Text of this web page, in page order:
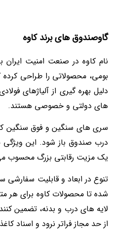
گاوصندوق های برند کاوه
نام کاوه در صنعت امنیت
بومی، محصولاتی را طراحی
دلیل بهره گیری از آلیاژهای
های دولتی و خصوصی هستند.
سری های سنگین و فوق سنگین
درب صندوق باز شود. این ویژگی
یک مزیت رقابتی بزرگ محسوب
تنوع در ابعاد و قابلیت
شده تا محصولات کاوه برای هر
لایه های درب و بدنه، تضمین
از حد مجاز فراتر نرود و اسناد